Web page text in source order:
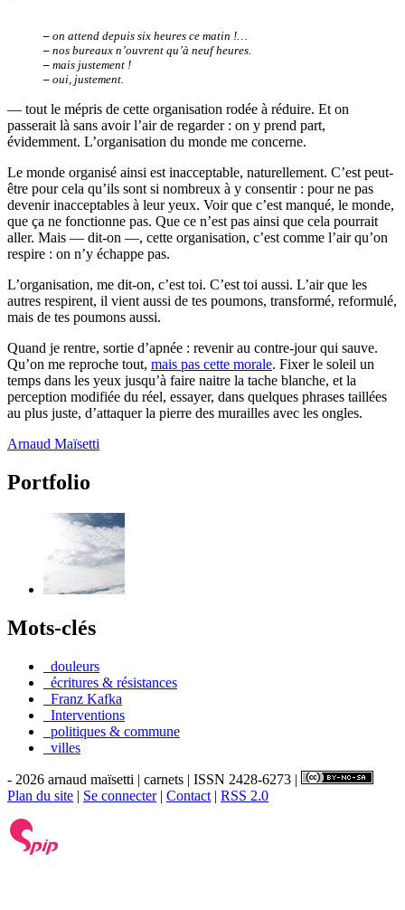
– on attend depuis six heures ce matin !…
– nos bureaux n’ouvrent qu’à neuf heures.
– mais justement !
– oui, justement.
— tout le mépris de cette organisation rodée à réduire. Et on
passerait là sans avoir l’air de regarder : on y prend part,
évidemment. L’organisation du monde me concerne.
Le monde organisé ainsi est inacceptable, naturellement. C’est peut-
être pour cela qu’ils sont si nombreux à y consentir : pour ne pas
devenir inacceptables à leur yeux. Voir que c’est manqué, le monde,
que ça ne fonctionne pas. Que ce n’est pas ainsi que cela pourrait
aller. Mais — dit-on —, cette organisation, c’est comme l’air qu’on
respire : on n’y échappe pas.
L’organisation, me dit-on, c’est toi. C’est toi aussi. L’air que les
autres respirent, il vient aussi de tes poumons, transformé, reformulé,
mais de tes poumons aussi.
Quand je rentre, sortie d’apnée : revenir au contre-jour qui sauve.
Qu’on me reproche tout, mais pas cette morale. Fixer le soleil un
temps dans les yeux jusqu’à faire naitre la tache blanche, et la
perception modifiée du réel, essayer, dans quelques phrases taillées
au plus juste, d’attaquer la pierre des murailles avec les ongles.
Arnaud Maïsetti
Portfolio
Mots-clés
_douleurs
_écritures & résistances
_Franz Kafka
_Interventions
_politiques & commune
_villes
- 2026 arnaud maïsetti | carnets | ISSN 2428-6273 |
Plan du site | Se connecter| Contact | RSS 2.0